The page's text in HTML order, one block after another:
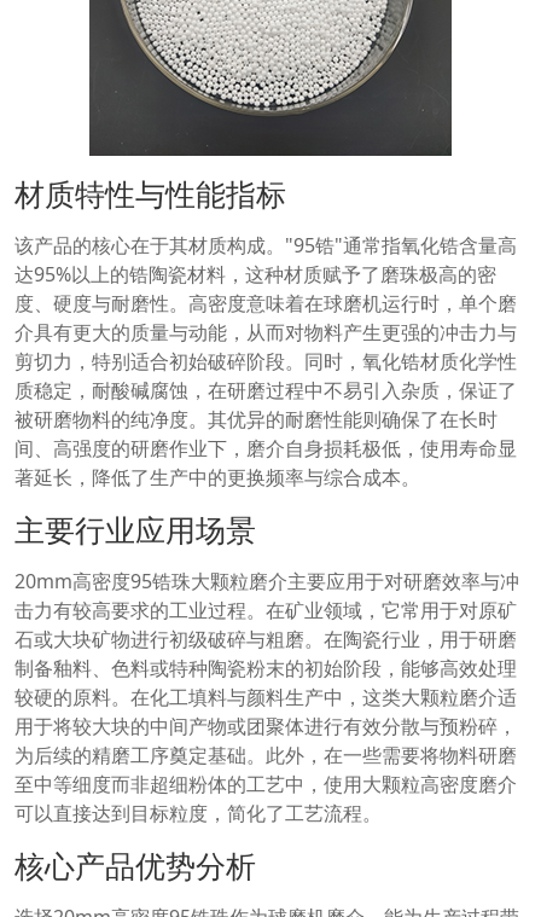
材质特性与性能指标
该产品的核心在于其材质构成。"95锆"通常指氧化锆含量高
达95%以上的锆陶瓷材料，这种材质赋予了磨珠极高的密
度、硬度与耐磨性。高密度意味着在球磨机运行时，单个磨
介具有更大的质量与动能，从而对物料产生更强的冲击力与
剪切力，特别适合初始破碎阶段。同时，氧化锆材质化学性
质稳定，耐酸碱腐蚀，在研磨过程中不易引入杂质，保证了
被研磨物料的纯净度。其优异的耐磨性能则确保了在长时
间、高强度的研磨作业下，磨介自身损耗极低，使用寿命显
著延长，降低了生产中的更换频率与综合成本。
主要行业应用场景
20mm高密度95锆珠大颗粒磨介主要应用于对研磨效率与冲
击力有较高要求的工业过程。在矿业领域，它常用于对原矿
石或大块矿物进行初级破碎与粗磨。在陶瓷行业，用于研磨
制备釉料、色料或特种陶瓷粉末的初始阶段，能够高效处理
较硬的原料。在化工填料与颜料生产中，这类大颗粒磨介适
用于将较大块的中间产物或团聚体进行有效分散与预粉碎，
为后续的精磨工序奠定基础。此外，在一些需要将物料研磨
至中等细度而非超细粉体的工艺中，使用大颗粒高密度磨介
可以直接达到目标粒度，简化了工艺流程。
核心产品优势分析